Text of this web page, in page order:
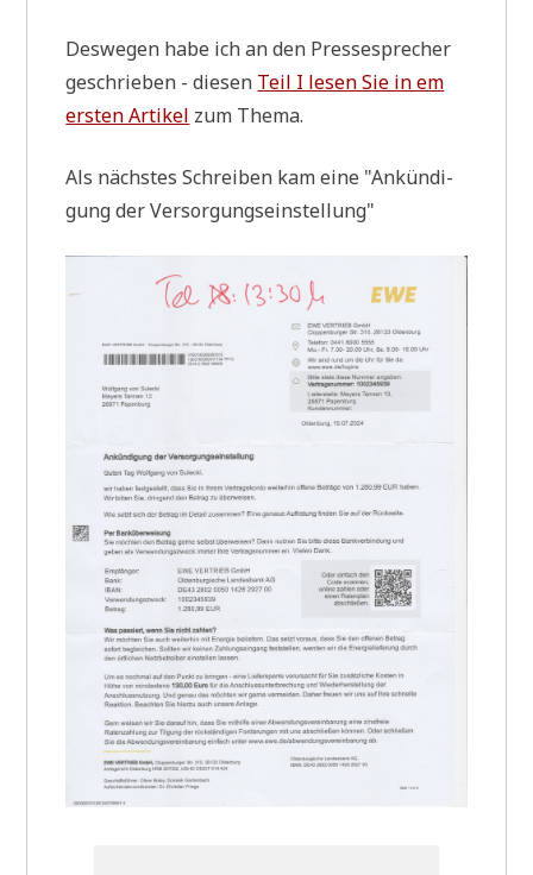
Des­we­gen habe ich an den Pres­se­spre­cher
geschrie­ben - die­sen Teil I lesen Sie in em
ersten Arti­kel zum Thema.
Als näch­stes Schrei­ben kam eine "Ankün­di­
gung der Versorgungseinstellung"